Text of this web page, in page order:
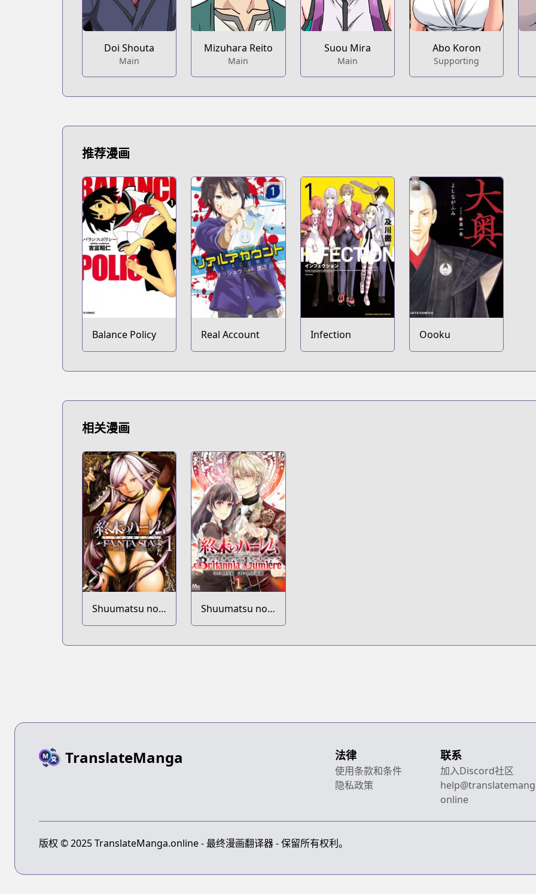
Doi Shouta
Main
Mizuhara Reito
Main
Suou Mira
Main
Abo Koron
Supporting
推荐漫画
Balance Policy Real Account Infection Oooku
相关漫画
Shuumatsu no
Harem: Fantasia
Shuumatsu no
Harem:
TranslateManga 法律
使用条款和条件
隐私政策
联系
加入Discord社区
online
版权 © 2025 TranslateManga.online - 最终漫画翻译器 - 保留所有权利。